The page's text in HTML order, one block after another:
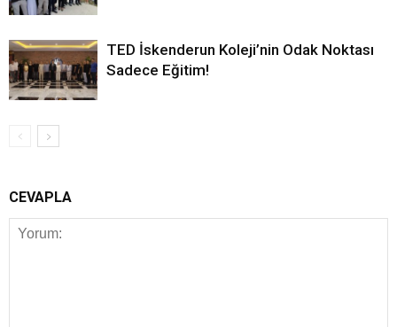
TED İskenderun Koleji’nin Odak Noktası
Sadece Eğitim!
CEVAPLA